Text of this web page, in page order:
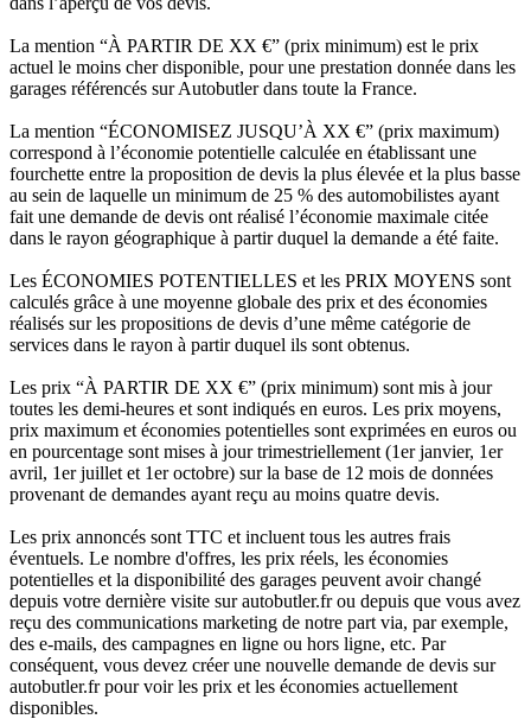
La mention “À PARTIR DE XX €” (prix minimum) est le prix
actuel le moins cher disponible, pour une prestation donnée dans les
garages référencés sur Autobutler dans toute la France.
La mention “ÉCONOMISEZ JUSQU’À XX €” (prix maximum)
correspond à l’économie potentielle calculée en établissant une
fourchette entre la proposition de devis la plus élevée et la plus basse
au sein de laquelle un minimum de 25 % des automobilistes ayant
fait une demande de devis ont réalisé l’économie maximale citée
dans le rayon géographique à partir duquel la demande a été faite.
Les ÉCONOMIES POTENTIELLES et les PRIX MOYENS sont
calculés grâce à une moyenne globale des prix et des économies
réalisés sur les propositions de devis d’une même catégorie de
services dans le rayon à partir duquel ils sont obtenus.
Les prix “À PARTIR DE XX €” (prix minimum) sont mis à jour
toutes les demi-heures et sont indiqués en euros. Les prix moyens,
prix maximum et économies potentielles sont exprimées en euros ou
en pourcentage sont mises à jour trimestriellement (1er janvier, 1er
avril, 1er juillet et 1er octobre) sur la base de 12 mois de données
provenant de demandes ayant reçu au moins quatre devis.
Les prix annoncés sont TTC et incluent tous les autres frais
éventuels. Le nombre d'offres, les prix réels, les économies
potentielles et la disponibilité des garages peuvent avoir changé
depuis votre dernière visite sur autobutler.fr ou depuis que vous avez
reçu des communications marketing de notre part via, par exemple,
des e-mails, des campagnes en ligne ou hors ligne, etc. Par
conséquent, vous devez créer une nouvelle demande de devis sur
autobutler.fr pour voir les prix et les économies actuellement
disponibles.